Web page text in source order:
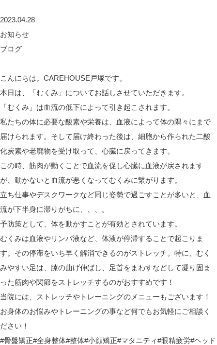
2023.04.28
お知らせ
ブログ
こんにちは。CAREHOUSE戸塚です。
本日は、「むくみ」についてお話しさせていただきます。
「むくみ」は血流の低下によって引き起こされます。
私たちの体に必要な酸素や栄養は、血液によって体の隅々にまで
届けられます。そして届け終わった後は、細胞から作られた二酸
化炭素や老廃物を受け取って、心臓に戻ってきます。
この時、筋肉が動くことで血流を促し心臓に血液が戻されます
が、動かないと血流が悪くなってむくみに繋がります。
立ち仕事やデスクワークなど同じ姿勢で過ごすことが多いと、血
流が下半身に滞りがちに、、、。
予防策として、体を動かすことが有効とされています。
むくみは血液やリンパ液など、体液が停滞することで起こりま
す。その停滞をいち早く解消できるのがストレッチ。特に、むく
みやすい足は、膝の曲げ伸ばし、足首をまわすなどして凝り固ま
った筋肉や関節をストレッチするのがおすすめです！
当院には、ストレッチやトレーニングのメニューもございます！
お身体のお悩みやトレーニングの事など何でもお気軽にご相談く
ださい！
#骨盤矯正#全身整体#整体#小顔矯正#マタニティ#眼精疲労#ヘッド